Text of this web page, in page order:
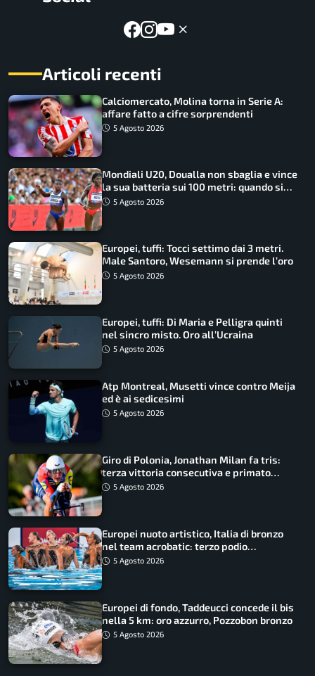
Articoli recenti
Calciomercato, Molina torna in Serie A:
affare fatto a cifre sorprendenti
5 Agosto 2026
Mondiali U20, Doualla non sbaglia e vince
la sua batteria sui 100 metri: quando si
disputano le finali
5 Agosto 2026
Europei, tuffi: Tocci settimo dai 3 metri.
Male Santoro, Wesemann si prende l’oro
5 Agosto 2026
Europei, tuffi: Di Maria e Pelligra quinti
nel sincro misto. Oro all’Ucraina
5 Agosto 2026
Atp Montreal, Musetti vince contro Meija
ed è ai sedicesimi
5 Agosto 2026
Giro di Polonia, Jonathan Milan fa tris:
terza vittoria consecutiva e primato
rafforzato
5 Agosto 2026
Europei nuoto artistico, Italia di bronzo
nel team acrobatic: terzo podio
consecutivo
5 Agosto 2026
Europei di fondo, Taddeucci concede il bis
nella 5 km: oro azzurro, Pozzobon bronzo
5 Agosto 2026